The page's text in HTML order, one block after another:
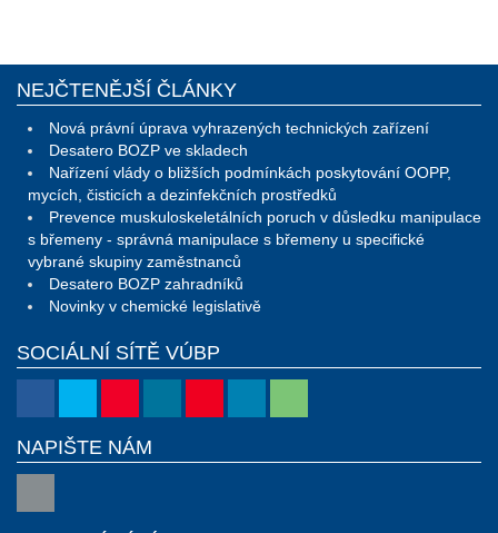
NEJČTENĚJŠÍ ČLÁNKY
Nová právní úprava vyhrazených technických zařízení
Desatero BOZP ve skladech
Nařízení vlády o bližších podmínkách poskytování OOPP,
mycích, čisticích a dezinfekčních prostředků
Prevence muskuloskeletálních poruch v důsledku manipulace
s břemeny - správná manipulace s břemeny u specifické
vybrané skupiny zaměstnanců
Desatero BOZP zahradníků
Novinky v chemické legislativě
SOCIÁLNÍ SÍTĚ VÚBP
NAPIŠTE NÁM